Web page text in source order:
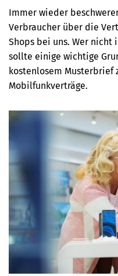
Immer wieder
Verbraucher über die
Shops bei uns. Wer
sollte einige wichtige
kostenlosem Musterbrief
Mobilfunkverträge.